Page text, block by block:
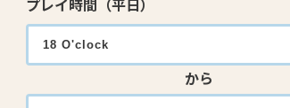
プレイ時間（平日）
から